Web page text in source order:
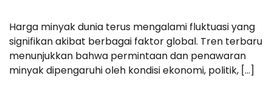
Harga minyak dunia terus mengalami fluktuasi yang
signifikan akibat berbagai faktor global. Tren terbaru
menunjukkan bahwa permintaan dan penawaran
minyak dipengaruhi oleh kondisi ekonomi, politik, […]